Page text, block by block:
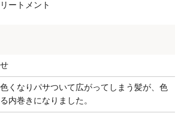
ートメント
くなりパサついて広がってしまう髪が、色
内巻きになりました。